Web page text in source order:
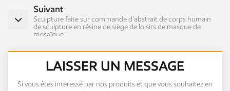
Suivant
Sculpture faite sur commande d'abstrait de corps humain
de sculpture en résine de siège de loisirs de masque de
mosaïque
LAISSER UN MESSAGE
Si vous êtes intéressé par nos produits et que vous souhaitez en